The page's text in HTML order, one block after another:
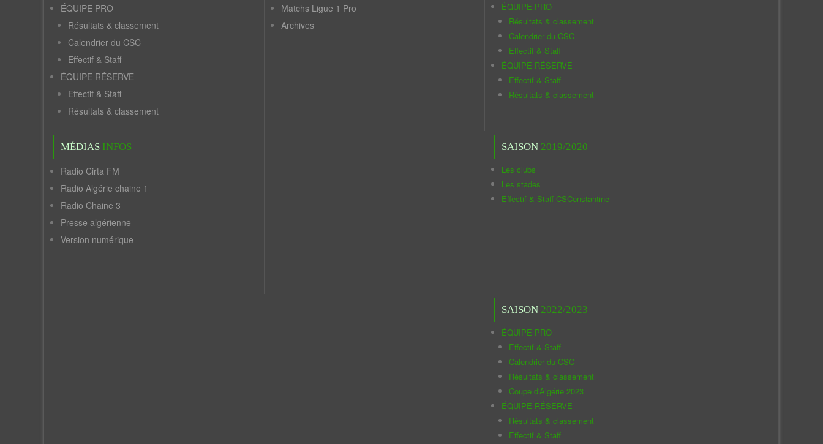
ÉQUIPE PRO
Résultats & classement
Calendrier du CSC
Effectif & Staff
ÉQUIPE RÉSERVE
Effectif & Staff
Résultats & classement
MÉDIAS INFOS
Radio Cirta FM
Radio Algérie chaine 1
Radio Chaine 3
Presse algérienne
Version numérique
Matchs Ligue 1 Pro
Archives
ÉQUIPE PRO
Résultats & classement
Calendrier du CSC
Effectif & Staff
ÉQUIPE RÉSERVE
Effectif & Staff
Résultats & classement
SAISON 2019/2020
Les clubs
Les stades
Effectif & Staff CSConstantine
SAISON 2022/2023
ÉQUIPE PRO
Effectif & Staff
Calendrier du CSC
Résultats & classement
Coupe d'Algérie 2023
ÉQUIPE RÉSERVE
Résultats & classement
Effectif & Staff